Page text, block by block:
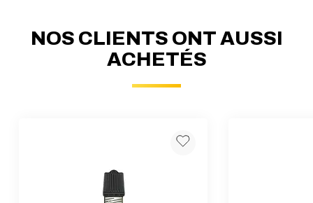
NOS CLIENTS ONT AUSSI
ACHETÉS